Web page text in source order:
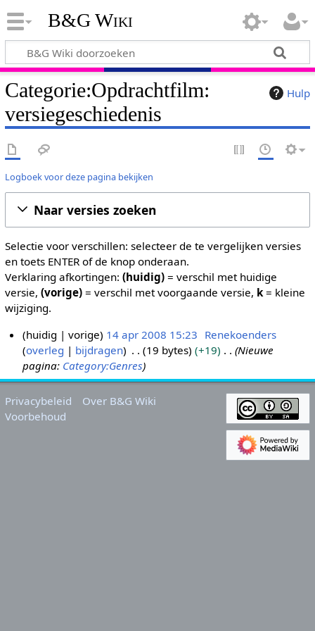
B&G Wiki
Hulp
Categorie:Opdrachtfilm:
versiegeschiedenis
Logboek voor deze pagina bekijken
Naar versies zoeken
Selectie voor verschillen: selecteer de te vergelijken versies
en toets ENTER of de knop onderaan.
Verklaring afkortingen: (huidig)= verschil met huidige
versie, (vorige)= verschil met voorgaande versie, k= kleine
wijziging.
a
p
r
huidig vorige 14 apr 2008 15:23 Renekoenders
overleg
bijdragen 19 bytes +19
Nieuwe
pagina: Category:Genres
Privacybeleid
Over B&G Wiki
Voorbehoud